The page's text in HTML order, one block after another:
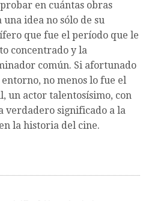
en cuántas obras
idea no sólo de su
que fue el período que le
concentrado y la
común. Si afortunado
no menos lo fue el
un actor talentosísimo, con
verdadero significado a la
la historia del cine.